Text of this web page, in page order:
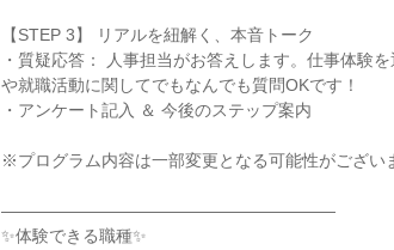
【STEP 3】 リアルを紐解く、本音トーク
・質疑応答： 人事担当がお答えします。仕事体験
や就職活動に関してでもなんでも質問OKです！
・アンケート記入 ＆ 今後のステップ案内
※プログラム内容は一部変更となる可能性がござい
――――――――――――――――――――
✨体験できる職種✨